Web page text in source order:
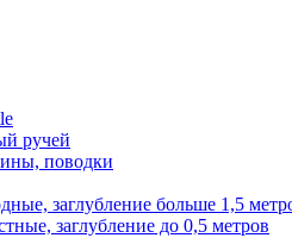
ручей
поводки
заглубление больше 1,5
заглубление до 0,5 метров